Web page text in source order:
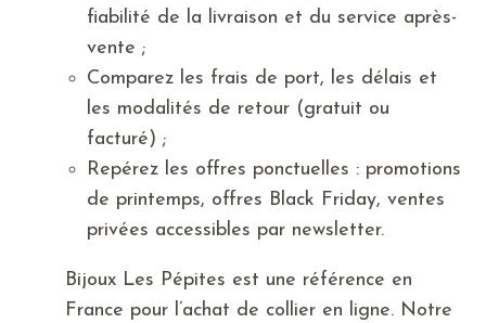
fiabilité de la livraison et du service après-
vente ;
Comparez les frais de port, les délais et
les modalités de retour (gratuit ou
facturé) ;
Repérez les offres ponctuelles : promotions
de printemps, offres Black Friday, ventes
privées accessibles par newsletter.
Bijoux Les Pépites est une référence en
France pour l’achat de collier en ligne. Notre